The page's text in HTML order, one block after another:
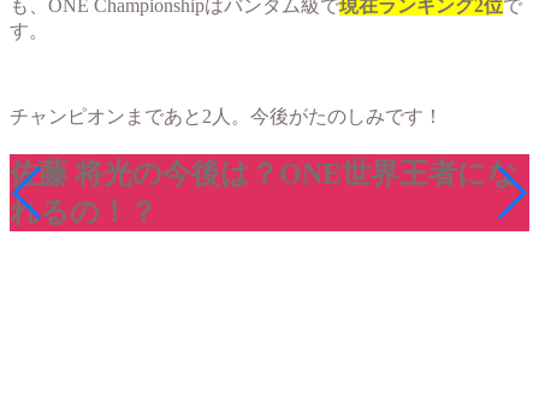
も、ONE Championshipはバンタム級で現在ランキング2位で
す。
チャンピオンまであと2人。今後がたのしみです！
佐藤 将光の今後は？ONE世界王者にな
れるの！？